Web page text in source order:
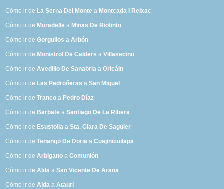
Cómo ir de La Serna Del Monte a Montcada I Reixac
Cómo ir de Muradelle a Minas De Riotinto
Cómo ir deGorgullos aArbón
Cómo ir de Monistrol De Calders aVillasecino
Cómo ir deAvedillo De Sanabria aOricáin
Cómo ir de Las Pedroñeras aSan Miguel
Cómo ir deTranco a Pedro Díaz
Cómo ir de Barbate aSantiago De La Ribera
Cómo ir de Esustolia aSta. Clara De Saguier
Cómo ir deTenango De Doria aCuajinicuilapa
Cómo ir deArbigano aComunión
Cómo ir deAlda aSan Vicente De Arana
Cómo ir deAlda aAtauri